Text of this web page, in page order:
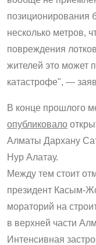
позиционирования
несколько метров,
повреждения
жителей это может
катастрофе", —
В конце прошлого
опубликовало
Алматы Дархану
Нур Алатау.
Между тем стоит
президент Касым-
мораторий на
в верхней части
Интенсивная